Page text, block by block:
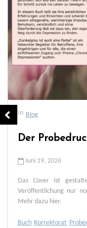
In Blog
Der
Juni 19, 2026
Das Cover ist
Veröffentlichung nur
Mehr dazu hier.
Buch Korrektorat